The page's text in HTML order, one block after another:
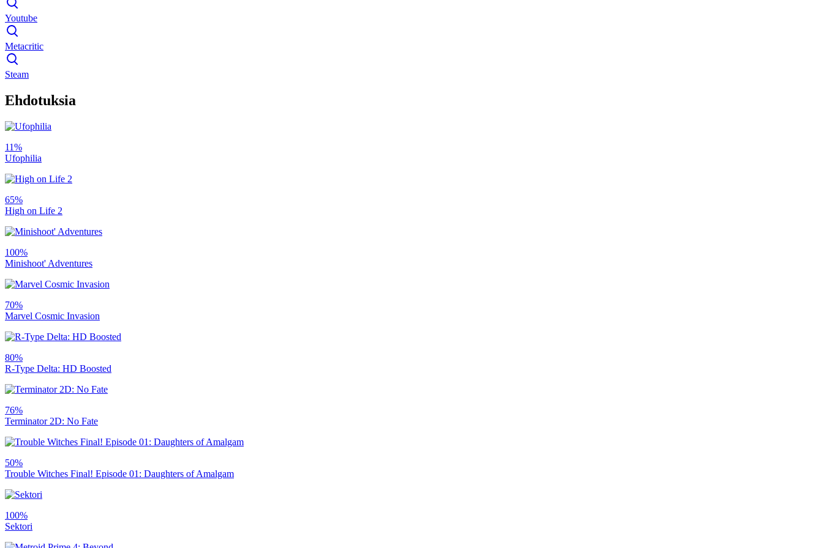
Youtube
Metacritic
Steam
Ehdotuksia
11%
Ufophilia
65%
High on Life 2
100%
Minishoot' Adventures
70%
Marvel Cosmic Invasion
80%
R-Type Delta: HD Boosted
76%
Terminator 2D: No Fate
50%
Trouble Witches Final! Episode 01: Daughters of Amalgam
100%
Sektori